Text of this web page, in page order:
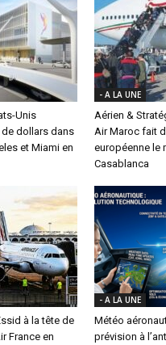
Unis
dollars dans
et Miami en
- A LA UNE
Aérien &
Air Maroc fait
européenne le
Casablanca
à la tête de
France en
- A LA UNE
Météo
prévision à